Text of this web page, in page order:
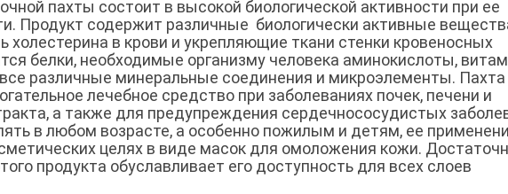
пахты состоит в высокой биологической активности при ее
Продукт содержит различные биологически активные
холестерина в крови и укрепляющие ткани стенки кровеносных
белки, необходимые организму человека аминокислоты,
все различные минеральные соединения и микроэлементы. Пахта
лечебное средство при заболеваниях почек, печени и
а также для предупреждения сердечнососудистых
в любом возрасте, а особенно пожилым и детям, ее
целях в виде масок для омоложения кожи.
продукта обуславливает его доступность для всех слоев